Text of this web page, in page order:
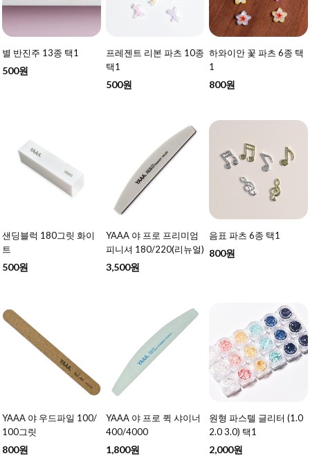
별 반진주 13종 택1
500원
프레젠트 리본 파츠 10종
택1
500원
하와이안 꽃 파츠 6종 택
1
800원
샌딩블럭 180그릿 화이
트
500원
YAAA 야 프로 프리미엄
피니셔 180/220(리뉴얼)
3,500원
음표 파츠 6종 택1
800원
YAAA 야 우드파일 100/
100그릿
800원
YAAA 야 프로 퀵 샤이너
400/4000
1,800원
원형 파스텔 글리터 (1.0
2.0 3.0) 택1
2,000원